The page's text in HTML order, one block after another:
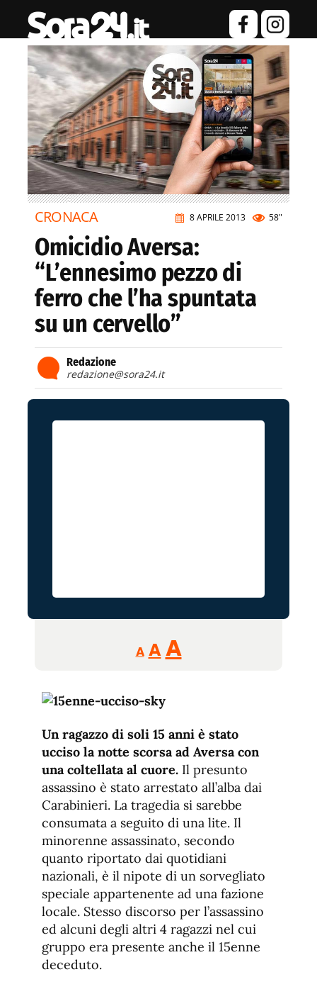
8 APRILE 2013 58"
CRONACA
Omicidio Aversa:
“L’ennesimo pezzo di
ferro che l’ha spuntata
su un cervello”
Redazione
redazione@sora24.it
A
Reducir
tamaño
A Restablecer
fuente
AAumentar
fuente.
Un ragazzo di soli 15 anni è stato
ucciso la notte scorsa ad Aversa con
una coltellata al cuore. Il presunto
assassino è stato arrestato all’alba dai
Carabinieri. La tragedia si sarebbe
consumata a seguito di una lite. Il
minorenne assassinato, secondo
quanto riportato dai quotidiani
nazionali, è il nipote di un sorvegliato
speciale appartenente ad una fazione
locale. Stesso discorso per l’assassino
ed alcuni degli altri 4 ragazzi nel cui
gruppo era presente anche il 15enne
deceduto.